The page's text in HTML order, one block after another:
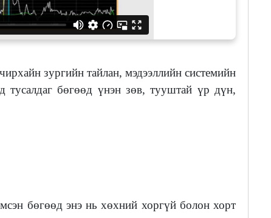
зургийн тайлан, мэдээллийн системийн
тусалдаг бөгөөд үнэн зөв, тууштай үр дүн,
бөгөөд энэ нь хөхний хоргүй болон хорт